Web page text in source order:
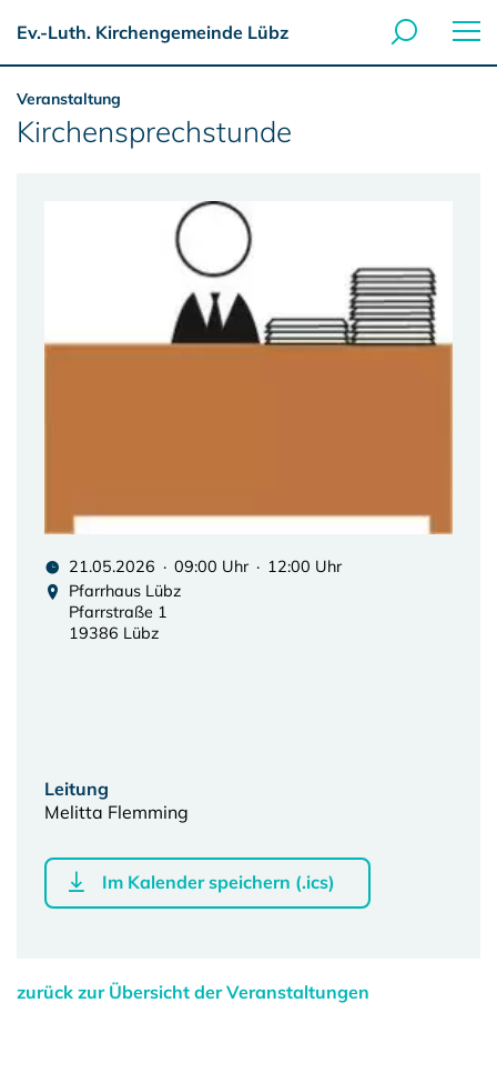
Ev.-Luth. Kirchengemeinde Lübz
Veranstaltung
Kirchensprechstunde
21.05.2026 · 09:00 Uhr · 12:00 Uhr
Pfarrhaus Lübz
Pfarrstraße 1
19386 Lübz
Leitung
Melitta Flemming
Im Kalender speichern (.ics)
zurück zur Übersicht der Veranstaltungen